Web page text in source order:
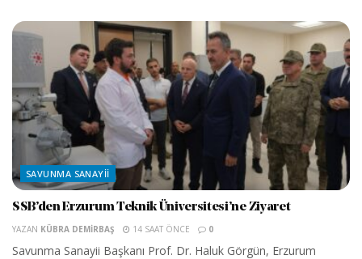
SAVUNMA SANAYII
SSB’den Erzurum Teknik Üniversitesi’ne Ziyaret
YAZAN KÜBRA DEMIRBAŞ 14 SAAT ÖNCE 0
Savunma Sanayii Başkanı Prof. Dr. Haluk Görgün, Erzurum